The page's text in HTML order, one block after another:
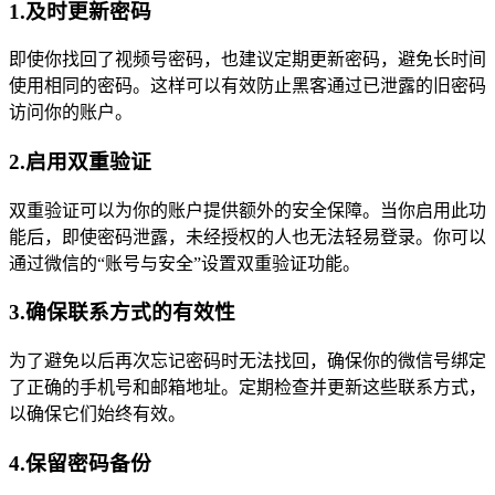
1.及时更新密码
即使你找回了视频号密码，也建议定期更新密码，避免长时间
使用相同的密码。这样可以有效防止黑客通过已泄露的旧密码
访问你的账户。
2.启用双重验证
双重验证可以为你的账户提供额外的安全保障。当你启用此功
能后，即使密码泄露，未经授权的人也无法轻易登录。你可以
通过微信的“账号与安全”设置双重验证功能。
3.确保联系方式的有效性
为了避免以后再次忘记密码时无法找回，确保你的微信号绑定
了正确的手机号和邮箱地址。定期检查并更新这些联系方式，
以确保它们始终有效。
4.保留密码备份